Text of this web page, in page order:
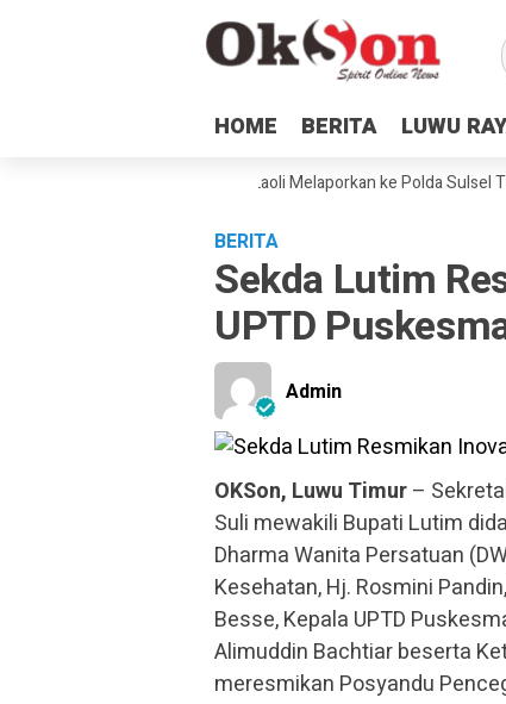
HOME BERITA LUWU
HOME BERITA LUWU
Hukum dan Petani Laoli Melaporkan ke Polda Sulsel
BERITA
Sekda Lutim
UPTD
Admin
OKSon, Luwu Timur–
Suli mewakili Bupati Lutim
Dharma Wanita Persatuan
Kesehatan, Hj. Rosmini
Besse, Kepala UPTD
Alimuddin Bachtiar beserta
meresmikan Posyandu